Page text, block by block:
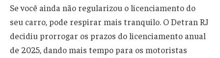
Se você ainda não regularizou o licenciamento do
seu carro, pode respirar mais tranquilo. O Detran RJ
decidiu prorrogar os prazos do licenciamento anual
de 2025, dando mais tempo para os motoristas